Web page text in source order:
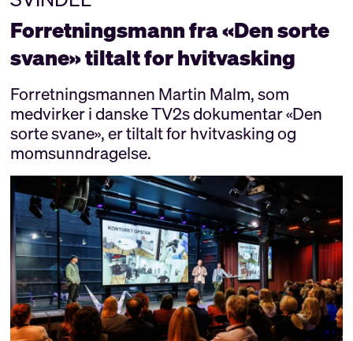
Forretningsmann fra «Den sorte
svane» tiltalt for hvitvasking
Forretningsmannen Martin Malm, som
medvirker i danske TV2s dokumentar «Den
sorte svane», er tiltalt for hvitvasking og
momsunndragelse.